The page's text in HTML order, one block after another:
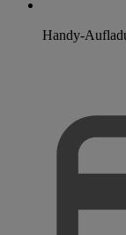
Handy-